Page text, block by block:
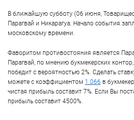
В ближайшую субботу (06 июня,
Парагвай и Никарагуа. Начало события
московскому времени.
Фаворитом противостояния является
Парагвай, по мнению букмекерских
победит с вероятностью 2%. Сделать
можете с коэффициентом 1.066 в
чистая прибыль составит 7%. Если Вы
прибыль составит 4500%.